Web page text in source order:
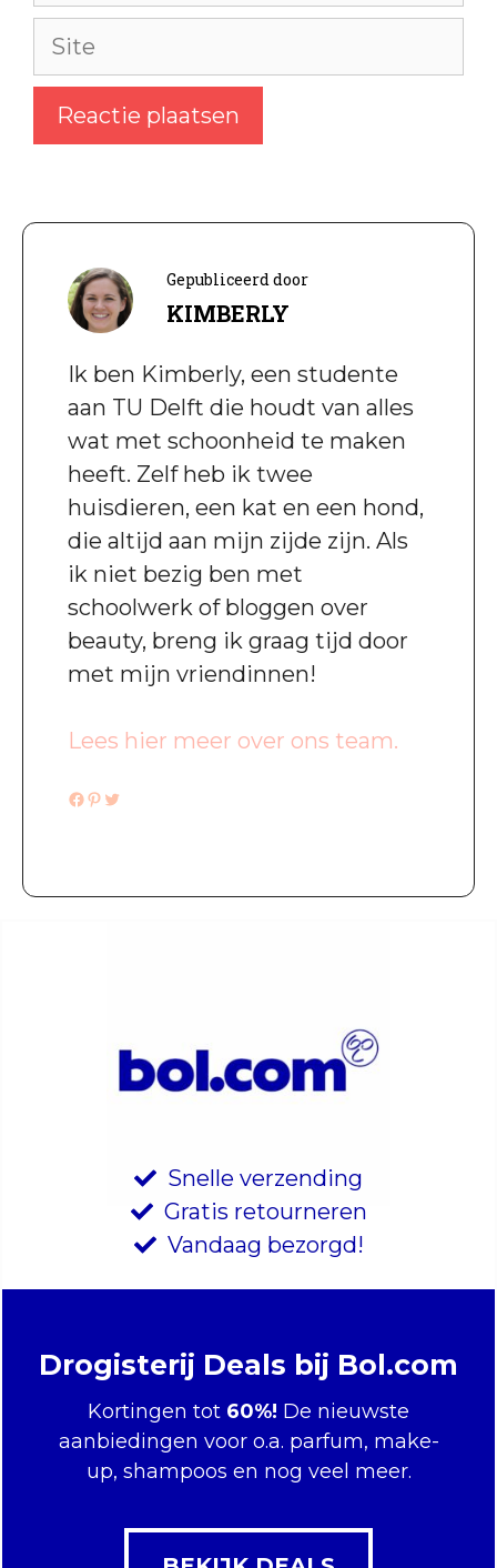
Site
Gepubliceerd door
KIMBERLY
Ik ben Kimberly, een studente
aan TU Delft die houdt van alles
wat met schoonheid te maken
heeft. Zelf heb ik twee
huisdieren, een kat en een hond,
die altijd aan mijn zijde zijn. Als
ik niet bezig ben met
schoolwerk of bloggen over
beauty, breng ik graag tijd door
met mijn vriendinnen!
Lees hier meer over ons team.
Facebook
Pinterest
Twitter
Snelle verzending
Gratis retourneren
Vandaag bezorgd!
Drogisterij Deals bij Bol.com
Kortingen tot 60%! De nieuwste
aanbiedingen voor o.a. parfum, make-
up, shampoos en nog veel meer.